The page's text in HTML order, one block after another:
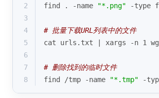
2
find . -name "*.png" -type
3
4
# 批量下载URL列表中的文件
5
cat urls.txt | xargs -n 1
6
7
# 删除找到的临时文件
8
find /tmp -name "*.tmp" -